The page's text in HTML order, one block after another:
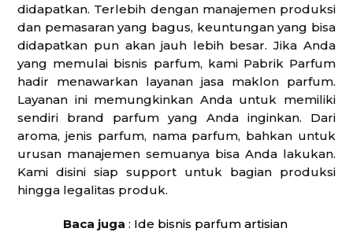
didapatkan. Terlebih dengan manajemen produksi
dan pemasaran yang bagus, keuntungan yang bisa
didapatkan pun akan jauh lebih besar. Jika Anda
yang memulai bisnis parfum, kami Pabrik Parfum
hadir menawarkan layanan jasa maklon parfum.
Layanan ini memungkinkan Anda untuk memiliki
sendiri brand parfum yang Anda inginkan. Dari
aroma, jenis parfum, nama parfum, bahkan untuk
urusan manajemen semuanya bisa Anda lakukan.
Kami disini siap support untuk bagian produksi
hingga legalitas produk.
Baca juga : Ide bisnis parfum artisian